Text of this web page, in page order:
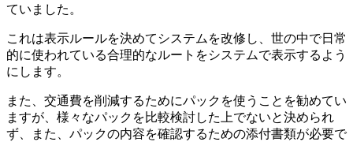
ていました。
これは表示ルールを決めてシステムを改修し、世の中で日常
的に使われている合理的なルートをシステムで表示するよう
にします。
また、交通費を削減するためにパックを使うことを勧めてい
ますが、様々なパックを比較検討した上でないと決められ
ず、また、パックの内容を確認するための添付書類が必要で